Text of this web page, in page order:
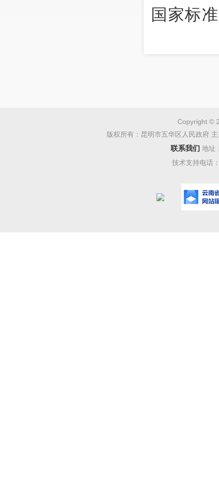
国家标
本次
附件1
局
Copyright ©
版权所有：昆明市五华区人民政府
联系我们 地址
技术支持电话